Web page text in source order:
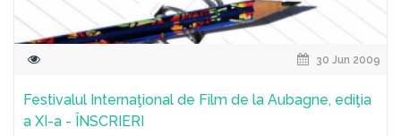
30 Jun 2009
Festivalul Internaţional de Film de la Aubagne, ediţia
a XI-a - ÎNSCRIERI